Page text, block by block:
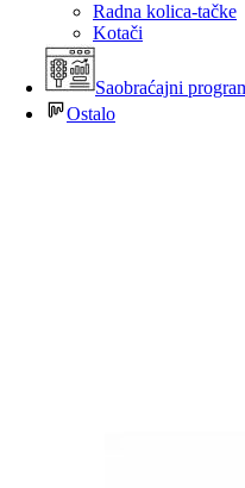
Radna kolica-tačke
Kotači
Saobraćajni
Ostalo